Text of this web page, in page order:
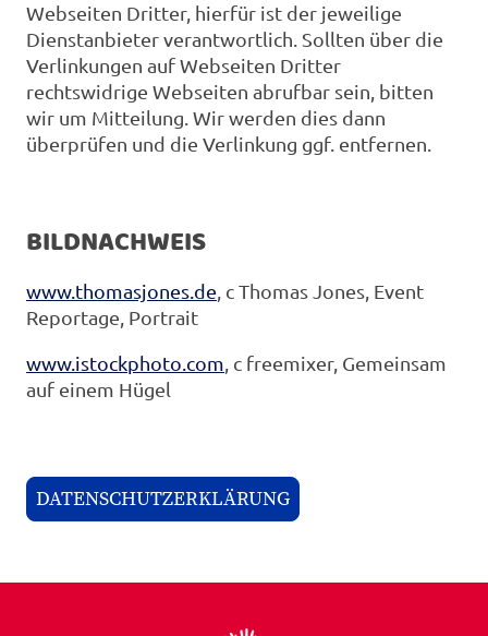
Webseiten Dritter, hierfür ist der jeweilige
Dienstanbieter verantwortlich. Sollten über die
Verlinkungen auf Webseiten Dritter
rechtswidrige Webseiten abrufbar sein, bitten
wir um Mitteilung. Wir werden dies dann
überprüfen und die Verlinkung ggf. entfernen.
BILDNACHWEIS
www.thomasjones.de, c Thomas Jones, Event
Reportage, Portrait
www.istockphoto.com, c freemixer, Gemeinsam
auf einem Hügel
DATENSCHUTZERKLÄRUNG